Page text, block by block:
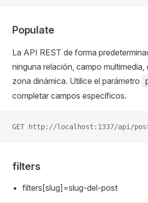
Populate
La API REST de forma
ninguna relación, campo
zona dinámica. Utilice el parámetro
completar campos específicos.
GET http://localhost:1337/api/
filters
filters[slug]=slug-del-post